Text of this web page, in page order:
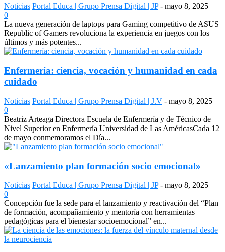
Noticias Portal Educa | Grupo Prensa Digital | JP - mayo 8, 2025
0
La nueva generación de laptops para Gaming competitivo de ASUS
Republic of Gamers revoluciona la experiencia en juegos con los
últimos y más potentes...
Enfermería: ciencia, vocación y humanidad en cada
cuidado
Noticias Portal Educa | Grupo Prensa Digital | J.V - mayo 8, 2025
0
Beatriz Arteaga Directora Escuela de Enfermería y de Técnico de
Nivel Superior en Enfermería Universidad de Las AméricasCada 12
de mayo conmemoramos el Día...
«Lanzamiento plan formación socio emocional»
Noticias Portal Educa | Grupo Prensa Digital | JP - mayo 8, 2025
0
Concepción fue la sede para el lanzamiento y reactivación del “Plan
de formación, acompañamiento y mentoría con herramientas
pedagógicas para el bienestar socioemocional” en...